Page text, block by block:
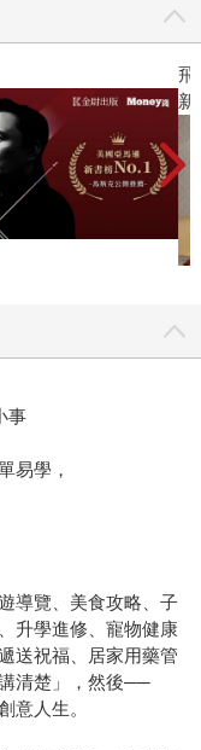
飛
新
事
易學，
導覽、美食攻略、子
升學進修、寵物健康
送祝福、居家用藥管
清楚」，然後──
人生。